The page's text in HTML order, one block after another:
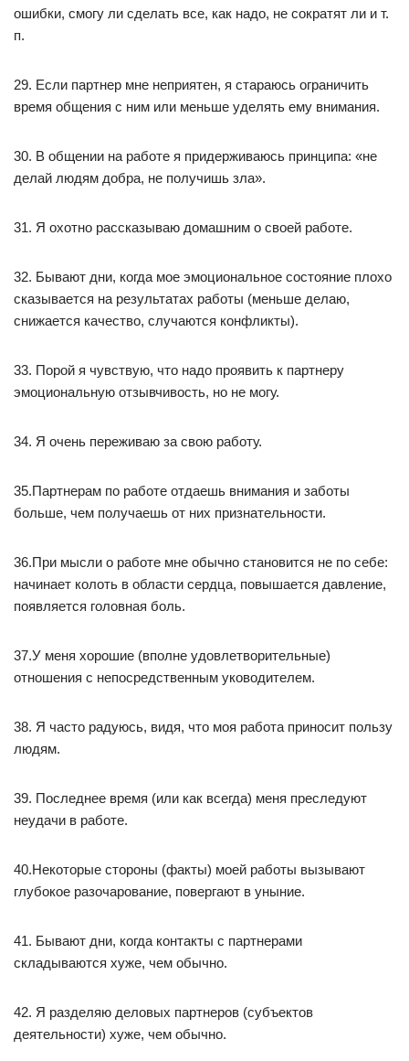
ошибки, смогу ли сделать все, как надо, не сократят ли и т.
п.
29. Если партнер мне неприятен, я стараюсь ограничить
время общения с ним или меньше уделять ему внимания.
30. В общении на работе я придерживаюсь принципа: «не
делай людям добра, не получишь зла».
31. Я охотно рассказываю домашним о своей работе.
32. Бывают дни, когда мое эмоциональное состояние плохо
сказывается на результатах работы (меньше делаю,
снижается качество, случаются конфликты).
33. Порой я чувствую, что надо проявить к партнеру
эмоциональную отзывчивость, но не могу.
34. Я очень переживаю за свою работу.
35.Партнерам по работе отдаешь внимания и заботы
больше, чем получаешь от них признательности.
36.При мысли о работе мне обычно становится не по себе:
начинает колоть в области сердца, повышается давление,
появляется головная боль.
37.У меня хорошие (вполне удовлетворительные)
отношения с непосредственным уководителем.
38. Я часто радуюсь, видя, что моя работа приносит пользу
людям.
39. Последнее время (или как всегда) меня преследуют
неудачи в работе.
40.Некоторые стороны (факты) моей работы вызывают
глубокое разочарование, повергают в уныние.
41. Бывают дни, когда контакты с партнерами
складываются хуже, чем обычно.
42. Я разделяю деловых партнеров (субъектов
деятельности) хуже, чем обычно.